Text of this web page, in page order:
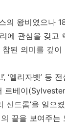
의 왕비였으나
에 관심을 갖고
된 의미를 깊
!’, ‘엘리자벳’
르베이
신드롬’을 일
끝을 보여주